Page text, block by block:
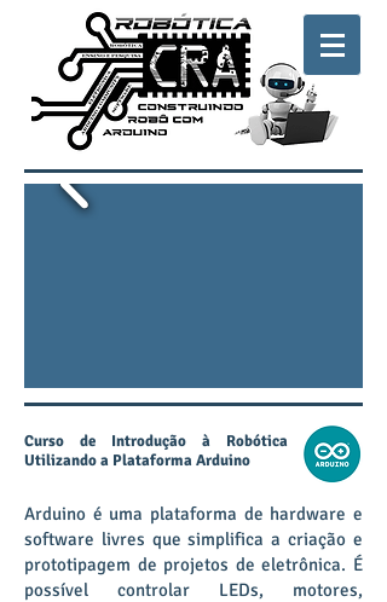
Arduino é uma plataforma de hardware e
software livres que simplifica a criação e
prototipagem de projetos de eletrônica. É
possível controlar LEDs, motores,
Curso de Introdução à Robótica
Utilizando a Plataforma Arduino